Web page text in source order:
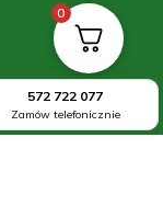
572 722 077
Zamów telefonicznie
0